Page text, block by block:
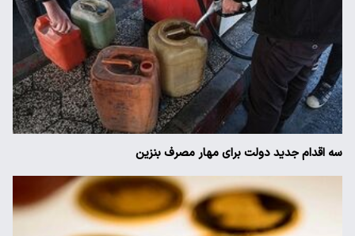
سه اقدام جدید دولت برای مهار مصرف بنزین